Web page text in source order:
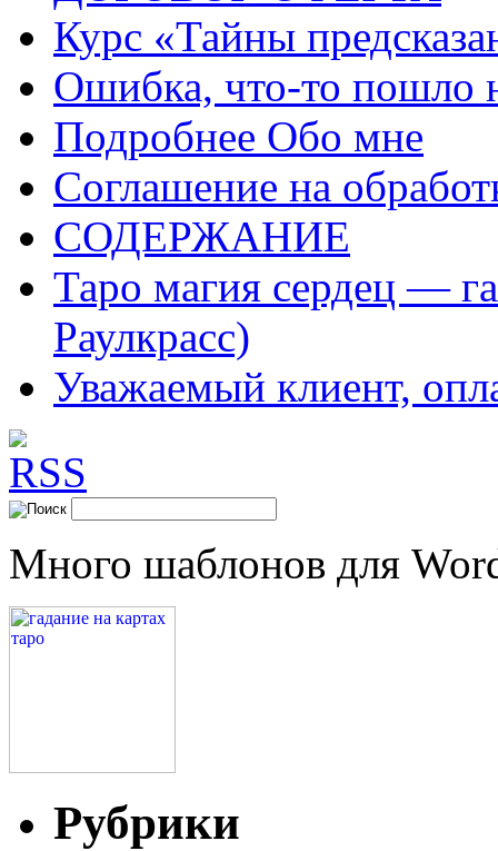
Курс «Тайны
Ошибка, что-то пошло
Подробнее Обо мне
Соглашение на
СОДЕРЖАНИЕ
Таро магия сердец —
Раулкрасс)
Уважаемый клиент,
Много шаблонов для
Рубрики